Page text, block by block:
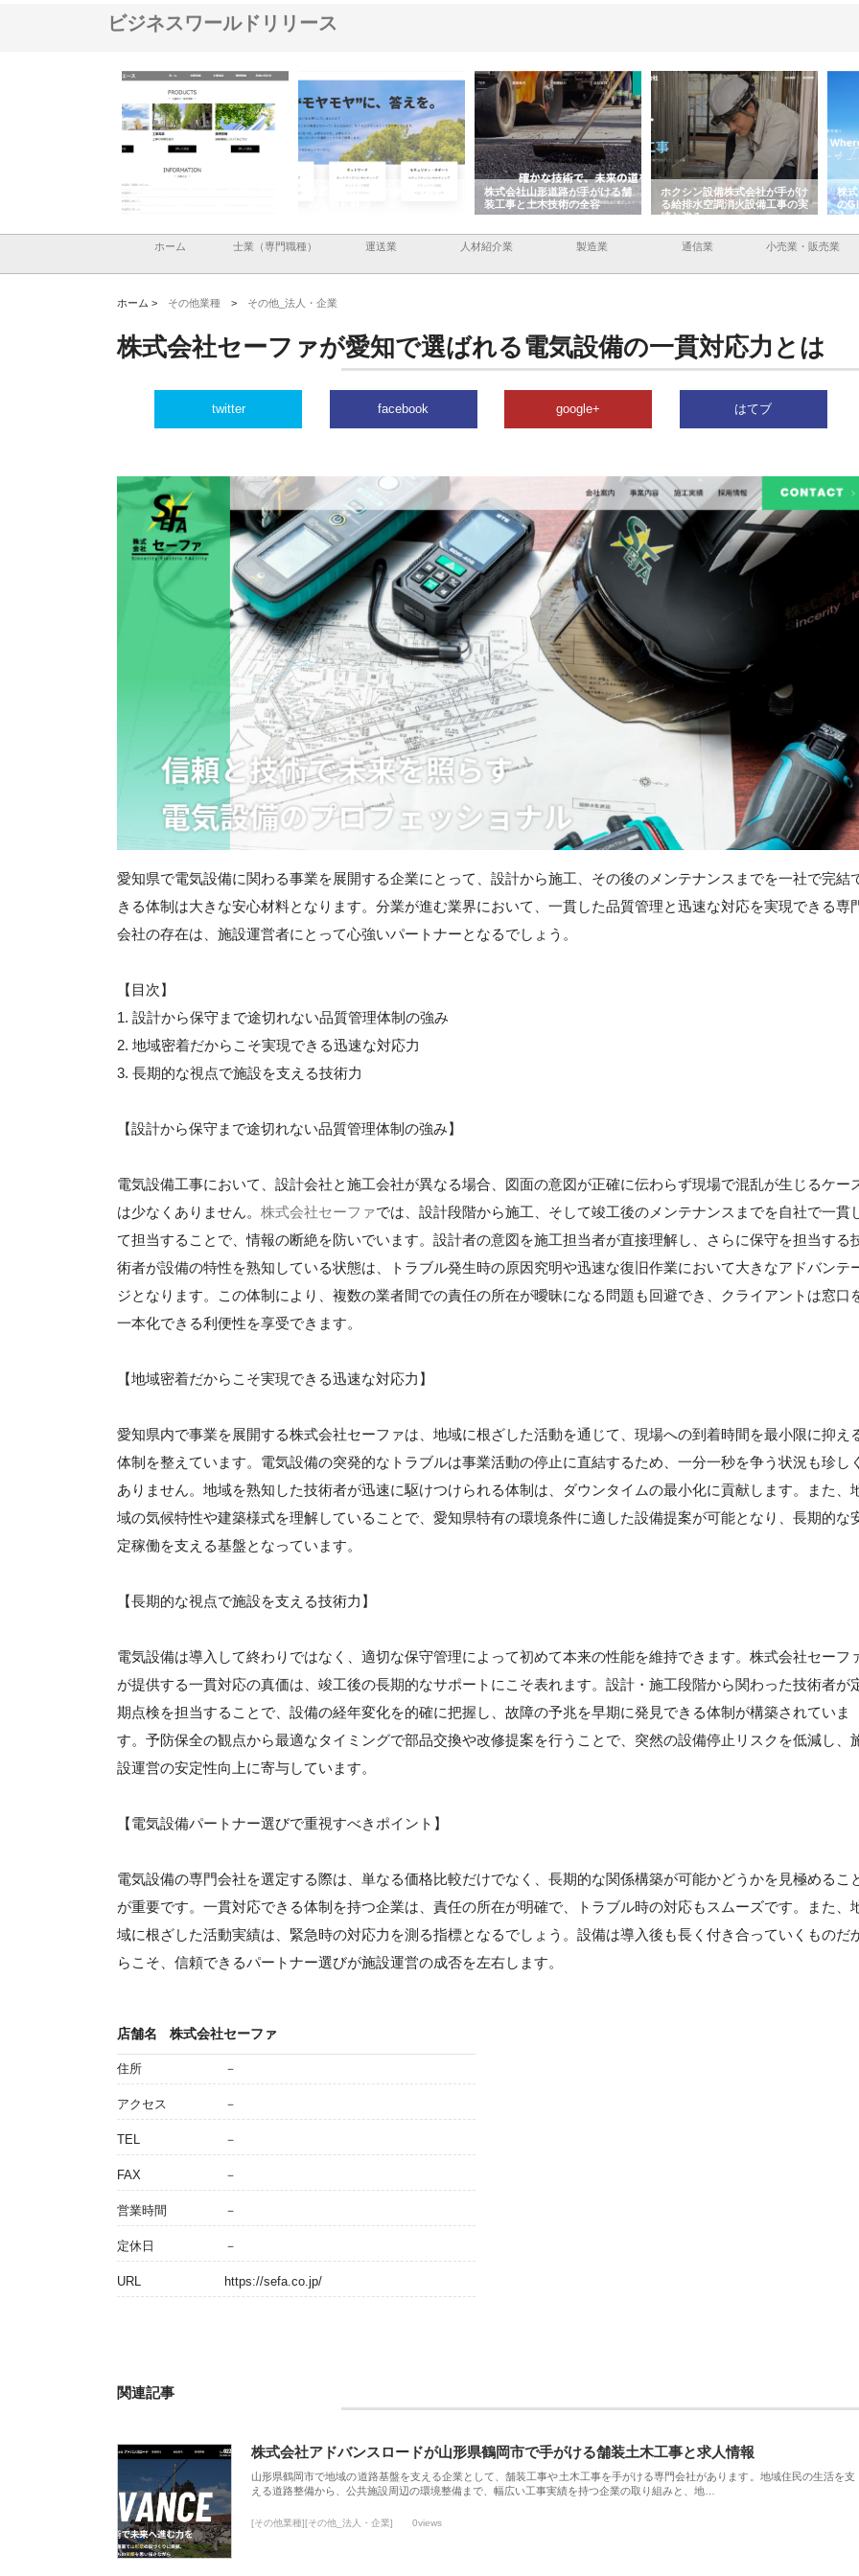
ビジネスワールドリリース
みを徹底解説
株式会社山形道路が手がける舗
ホクシン設備株式会社が手がけ
る給排水空調消火設備工事の実
績と強み
株式会社東京シー・エム・シー
のGISインフラ管理システム導
入メリット
株
か
由
ホーム 士業（専門職種） 運送業 人材紹介業 製造業 通信業 小売業・販売業
ホーム > その他業種 > その他_法人・企業
株式会社セーファが愛知で選ばれる電気設備の一貫対応力とは
twitter facebook google+ はてブ
愛知県で電気設備に関わる事業を展開する企業にとって、設計から施工、その後のメンテナンスまでを一社で完結
きる体制は大きな安心材料となります。分業が進む業界において、一貫した品質管理と迅速な対応を実現できる専
会社の存在は、施設運営者にとって心強いパートナーとなるでしょう。
【目次】
1. 設計から保守まで途切れない品質管理体制の強み
2. 地域密着だからこそ実現できる迅速な対応力
3. 長期的な視点で施設を支える技術力
【設計から保守まで途切れない品質管理体制の強み】
電気設備工事において、設計会社と施工会社が異なる場合、図面の意図が正確に伝わらず現場で混乱が生じるケー
は少なくありません。 株式会社セーファでは、設計段階から施工、そして竣工後のメンテナンスまでを自社で一貫
て担当することで、情報の断絶を防いでいます。設計者の意図を施工担当者が直接理解し、さらに保守を担当する
術者が設備の特性を熟知している状態は、トラブル発生時の原因究明や迅速な復旧作業において大きなアドバンテ
ジとなります。この体制により、複数の業者間での責任の所在が曖昧になる問題も回避でき、クライアントは窓口
一本化できる利便性を享受できます。
【地域密着だからこそ実現できる迅速な対応力】
愛知県内で事業を展開する株式会社セーファは、地域に根ざした活動を通じて、現場への到着時間を最小限に抑え
体制を整えています。電気設備の突発的なトラブルは事業活動の停止に直結するため、一分一秒を争う状況も珍しく
ありません。地域を熟知した技術者が迅速に駆けつけられる体制は、ダウンタイムの最小化に貢献します。また、
域の気候特性や建築様式を理解していることで、愛知県特有の環境条件に適した設備提案が可能となり、長期的な
定稼働を支える基盤となっています。
【長期的な視点で施設を支える技術力】
電気設備は導入して終わりではなく、適切な保守管理によって初めて本来の性能を維持できます。株式会社セーフ
が提供する一貫対応の真価は、竣工後の長期的なサポートにこそ表れます。設計・施工段階から関わった技術者が
期点検を担当することで、設備の経年変化を的確に把握し、故障の予兆を早期に発見できる体制が構築されていま
す。予防保全の観点から最適なタイミングで部品交換や改修提案を行うことで、突然の設備停止リスクを低減し、
設運営の安定性向上に寄与しています。
【電気設備パートナー選びで重視すべきポイント】
電気設備の専門会社を選定する際は、単なる価格比較だけでなく、長期的な関係構築が可能かどうかを見極めるこ
が重要です。一貫対応できる体制を持つ企業は、責任の所在が明確で、トラブル時の対応もスムーズです。また、
域に根ざした活動実績は、緊急時の対応力を測る指標となるでしょう。設備は導入後も長く付き合っていくものだ
らこそ、信頼できるパートナー選びが施設運営の成否を左右します。
店舗名 株式会社セーファ
住所 －
アクセス －
TEL －
FAX －
営業時間 －
定休日 －
URL https://sefa.co.jp/
関連記事
株式会社アドバンスロードが山形県鶴岡市で手がける舗装土木工事と求人情報
山形県鶴岡市で地域の道路基盤を支える企業として、舗装工事や土木工事を手がける専門会社があります。地域住民の生活を支
える道路整備から、公共施設周辺の環境整備まで、幅広い工事実績を持つ企業の取り組みと、地…
[その他業種][その他_法人・企業] 0views